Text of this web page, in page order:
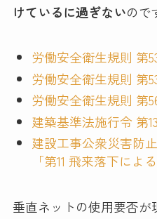
けているに過ぎないので
労働安全衛生規則 第
労働安全衛生規則 第
労働安全衛生規則 第
建築基準法施行令 第
建設工事公衆災害防
「第11 飛来落下によ
垂直ネットの使用要否が